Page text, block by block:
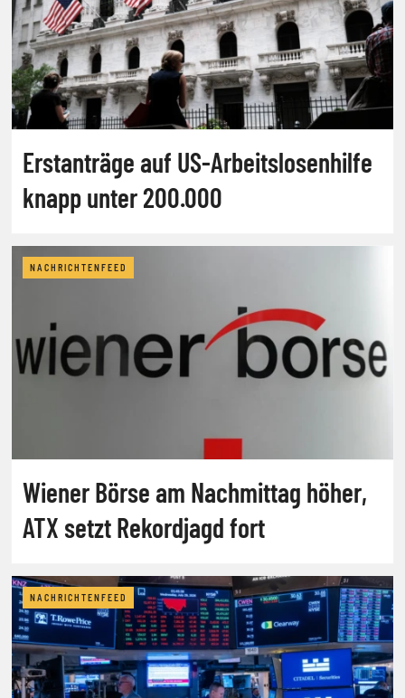
Erstanträge auf US-Arbeitslosenhilfe
knapp unter 200.000
NACHRICHTENFEED
Wiener Börse am Nachmittag höher,
ATX setzt Rekordjagd fort
NACHRICHTENFEED